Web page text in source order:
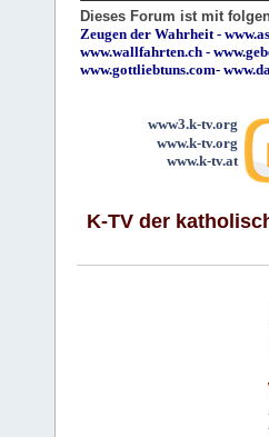
Dieses Forum ist mit
Zeugen der Wahrheit -
www.wallfahrten.ch -
www.gottliebtuns.com-
www3.k-tv.org
www.k-tv.org
www.k-tv.at
K-TV der